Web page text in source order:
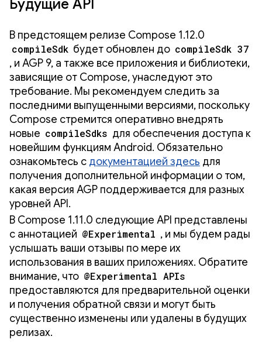
Будущие API
В предстоящем релизе Compose 1.12.0
compileSdk будет обновлен до compileSdk 37
, и AGP 9, а также все приложения и библиотеки,
зависящие от Compose, унаследуют это
требование. Мы рекомендуем следить за
последними выпущенными версиями, поскольку
Compose стремится оперативно внедрять
новые compileSdks для обеспечения доступа к
новейшим функциям Android. Обязательно
ознакомьтесь с документацией здесь для
получения дополнительной информации о том,
какая версия AGP поддерживается для разных
уровней API.
В Compose 1.11.0 следующие API представлены
с аннотацией @Experimental , и мы будем рады
услышать ваши отзывы по мере их
использования в ваших приложениях. Обратите
внимание, что @Experimental APIs
предоставляются для предварительной оценки
и получения обратной связи и могут быть
существенно изменены или удалены в будущих
релизах.